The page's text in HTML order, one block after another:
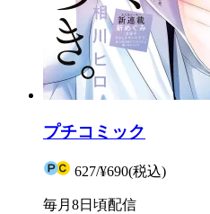
プチコミック
627/¥690(税込)
毎月8日頃配信